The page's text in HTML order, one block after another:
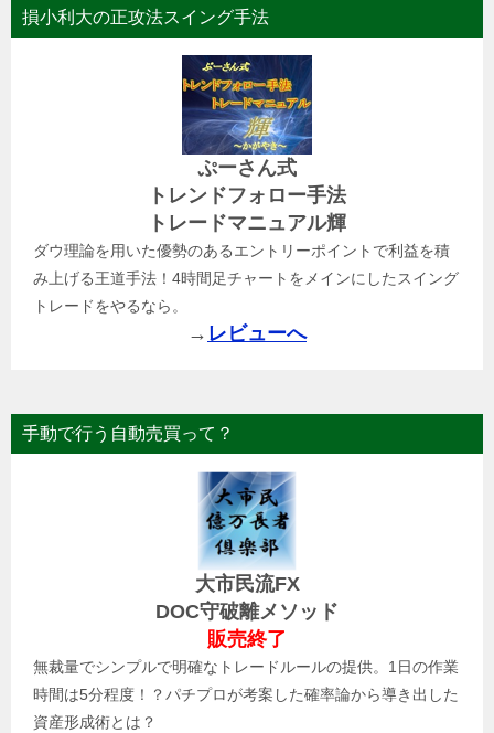
損小利大の正攻法スイング手法
ぷーさん式
トレンドフォロー手法
トレードマニュアル輝
ダウ理論を用いた優勢のあるエントリーポイントで利益を積
み上げる王道手法！4時間足チャートをメインにしたスイング
トレードをやるなら。
→ レビューへ
手動で行う自動売買って？
大市民流FX
DOC守破離メソッド
販売終了
無裁量でシンプルで明確なトレードルールの提供。1日の作業
時間は5分程度！？パチプロが考案した確率論から導き出した
資産形成術とは？